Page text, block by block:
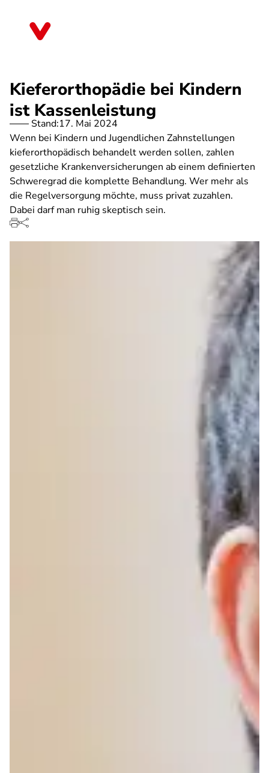
Kieferorthopädie bei Kindern
ist Kassenleistung
Stand:17. Mai 2024
Wenn bei Kindern und Jugendlichen Zahnstellungen
kieferorthopädisch behandelt werden sollen, zahlen
gesetzliche Krankenversicherungen ab einem definierten
Schweregrad die komplette Behandlung. Wer mehr als
die Regelversorgung möchte, muss privat zuzahlen.
Dabei darf man ruhig skeptisch sein.